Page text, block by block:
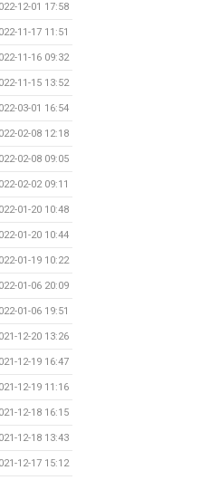
12-01 17:58
11-17 11:51
11-16 09:32
11-15 13:52
03-01 16:54
02-08 12:18
02-08 09:05
02-02 09:11
01-20 10:48
01-20 10:44
01-19 10:22
01-06 20:09
01-06 19:51
12-20 13:26
12-19 16:47
12-19 11:16
12-18 16:15
12-18 13:43
12-17 15:12